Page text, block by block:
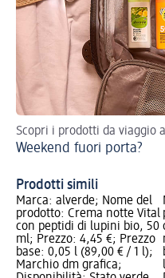
Scopri i prodotti da viaggio
Weekend fuori porta?
Prodotti simili
Marca: alverde; Nome del
prodotto: Crema notte Vital
con peptidi di lupini bio, 50
ml; Prezzo: 4,45 €; Prezzo
base: 0,05 l (89,00 € / 1 l);
Marchio dm grafica;